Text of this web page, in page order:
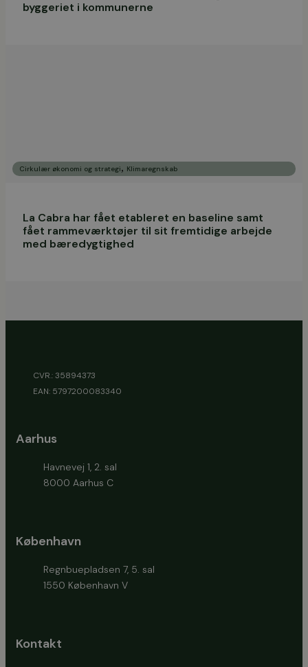
byggeriet i kommunerne
Cirkulær økonomi og strategi, Klimaregnskab
La Cabra har fået etableret en baseline samt
fået rammeværktøjer til sit fremtidige arbejde
med bæredygtighed
CVR.: 35894373
EAN: 5797200083340
Aarhus
Havnevej 1, 2. sal
8000 Aarhus C
København
Regnbuepladsen 7, 5. sal
1550 København V
Kontakt